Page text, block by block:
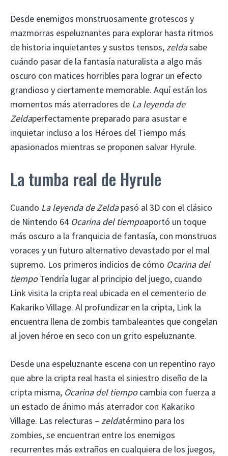
Desde enemigos monstruosamente grotescos y
mazmorras espeluznantes para explorar hasta ritmos
de historia inquietantes y sustos tensos,zeldasabe
cuándo pasar de la fantasía naturalista a algo más
oscuro con matices horribles para lograr un efecto
grandioso y ciertamente memorable. Aquí están los
momentos más aterradores de La leyenda de
Zeldaperfectamente preparado para asustar e
inquietar incluso a los Héroes del Tiempo más
apasionados mientras se proponen salvar Hyrule.
La tumba real de Hyrule
Cuando La leyenda de Zeldapasó al 3D con el clásico
de Nintendo 64 Ocarina del tiempoaportó un toque
más oscuro a la franquicia de fantasía, con monstruos
voraces y un futuro alternativo devastado por el mal
supremo. Los primeros indicios de cómo Ocarina del
tiempoTendría lugar al principio del juego, cuando
Link visita la cripta real ubicada en el cementerio de
Kakariko Village. Al profundizar en la cripta, Link la
encuentra llena de zombis tambaleantes que congelan
al joven héroe en seco con un grito espeluznante.
Desde una espeluznante escena con un repentino rayo
que abre la cripta real hasta el siniestro diseño de la
cripta misma, Ocarina del tiempocambia con fuerza a
un estado de ánimo más aterrador con Kakariko
Village. Las relecturas – zeldatérmino para los
zombies, se encuentran entre los enemigos
recurrentes más extraños en cualquiera de los juegos,